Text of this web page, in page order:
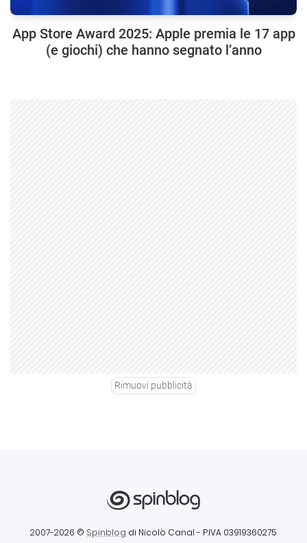
App Store Award 2025: Apple premia le 17 app
(e giochi) che hanno segnato l’anno
Rimuovi pubblicità
2007-2026 © Spinblog di Nicolò Canal - P.IVA 03919360275